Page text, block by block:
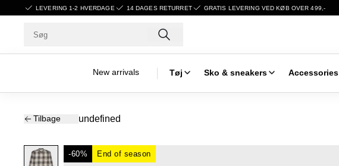
LEVERING 1-2 HVERDAGE 14 DAGES RETURRET GRATIS LEVERING VED KØB OVER 499,-
New arrivals Tøj Sko & sneakers Accessories
Tilbage undefined
-60% End of season